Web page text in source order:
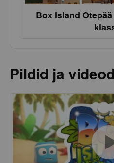
Box Island
Pildid ja videod